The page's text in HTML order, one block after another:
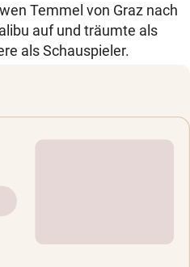
Temmel von Graz nach
auf und träumte als
als Schauspieler.